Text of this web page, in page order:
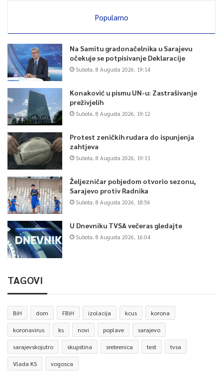
Popularno
Na Samitu gradonačelnika u Sarajevu
očekuje se potpisivanje Deklaracije
Subota, 8 Augusta 2026, 19:14
Konaković u pismu UN-u: Zastrašivanje
preživjelih
Subota, 8 Augusta 2026, 19:12
Protest zeničkih rudara do ispunjenja
zahtjeva
Subota, 8 Augusta 2026, 19:11
Željezničar pobjedom otvorio sezonu,
Sarajevo protiv Radnika
Subota, 8 Augusta 2026, 18:56
U Dnevniku TVSA večeras gledajte
Subota, 8 Augusta 2026, 16:04
TAGOVI
BiH dom FBiH izolacija kcus korona
koronavirus ks novi poplave sarajevo
sarajevskojutro skupstina srebrenica test tvsa
Vlada KS vogosca